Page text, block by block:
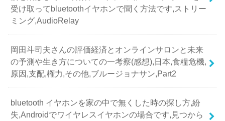
受け取ってbluetoothイヤホンで聞く方法です,ストリー
ミング,AudioRelay
岡田斗司夫さんの評価経済とオンラインサロンと未来
の予測や生き方についての一考察(感想),日本,食糧危機,
原因,支配,権力,その他,ブルージョナサン,Part2
bluetooth イヤホンを家の中で無くした時の探し方,紛
失,Androidでワイヤレスイヤホンの場合です,見つから